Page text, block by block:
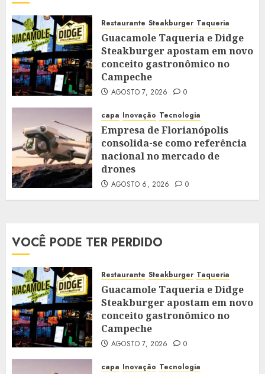
Restaurante Steakburger Taqueria
Guacamole Taqueria e Didge
Steakburger apostam em novo
conceito gastronômico no
Campeche
AGOSTO 7, 2026 0
capa Inovação Tecnologia
Empresa de Florianópolis
consolida-se como referência
nacional no mercado de
drones
AGOSTO 6, 2026 0
VOCÊ PODE TER PERDIDO
Restaurante Steakburger Taqueria
Guacamole Taqueria e Didge
Steakburger apostam em novo
conceito gastronômico no
Campeche
AGOSTO 7, 2026 0
capa Inovação Tecnologia